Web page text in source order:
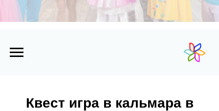
Квест игра в кальмара в